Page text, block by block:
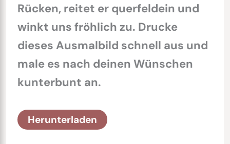
Rücken, reitet er querfeldein und
winkt uns fröhlich zu. Drucke
dieses Ausmalbild schnell aus und
male es nach deinen Wünschen
kunterbunt an.
Herunterladen